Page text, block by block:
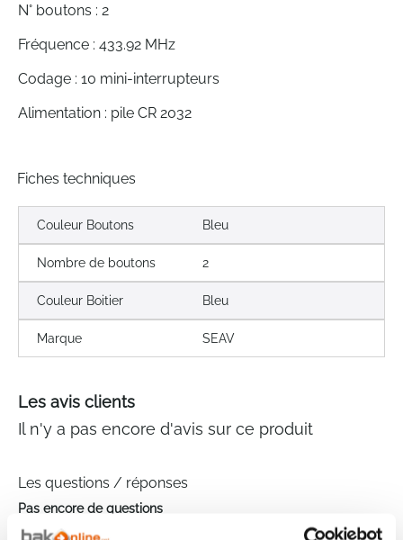
N° boutons : 2
Fréquence : 433.92 MHz
Codage : 10 mini-interrupteurs
Alimentation : pile CR 2032
Fiches techniques
Couleur Boutons Bleu
Nombre de boutons 2
Couleur Boitier Bleu
Marque SEAV
Les avis clients
Il n'y a pas encore d'avis sur ce produit
Les questions / réponses
Pas encore de questions